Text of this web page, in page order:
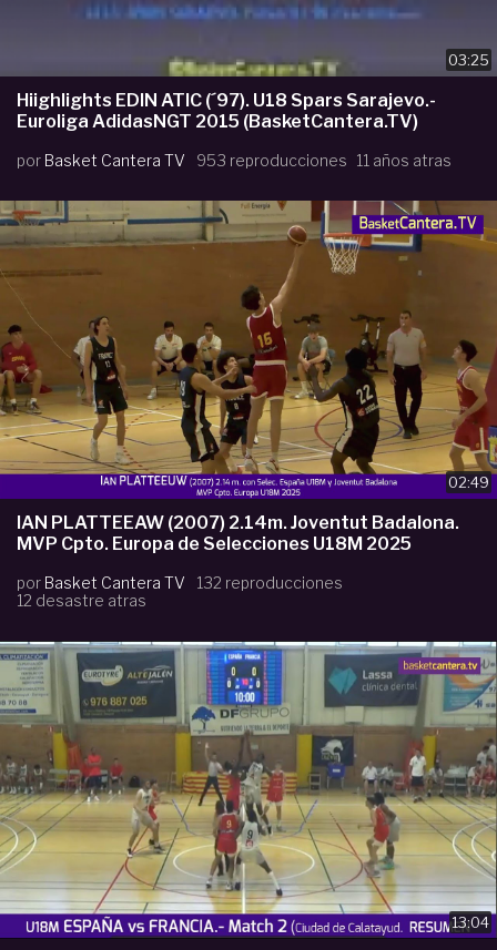
03:25
Hiighlights EDIN ATIC (´97). U18 Spars Sarajevo.-
Euroliga AdidasNGT 2015 (BasketCantera.TV)
por Basket Cantera TV 953 reproducciones 11 años atras
02:49
IAN PLATTEEAW (2007) 2.14m. Joventut Badalona.
MVP Cpto. Europa de Selecciones U18M 2025
por Basket Cantera TV
132 reproducciones
12 desastre atras
13:04